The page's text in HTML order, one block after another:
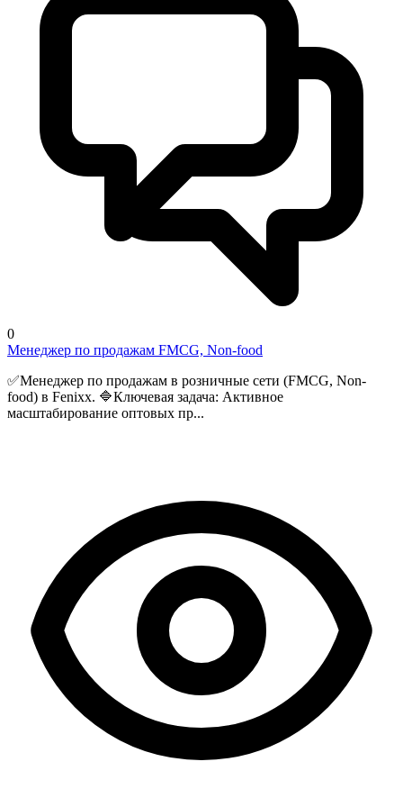
0
Менеджер по продажам FMCG, Non-food
✅Менеджер по продажам в розничные сети (FMCG, Non-
food) в Fenixx. 🔷Ключевая задача: Активное
масштабирование оптовых пр...